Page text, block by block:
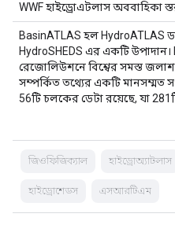
WWF হাইড্রোএটলাস অববাহিকা
BasinATLAS হল HydroATLAS
HydroSHEDS এর একটি উপাদান।
রেজোলিউশনে বিশ্বের সমস্ত
সম্পর্কিত তথ্যের একটি মানসম্মত
56টি চলকের ডেটা রয়েছে, যা
জিওফিজিক্যাল হাইড্রোঅ্যাটলাস
হাইড্রোশেডস এসআরটিএম